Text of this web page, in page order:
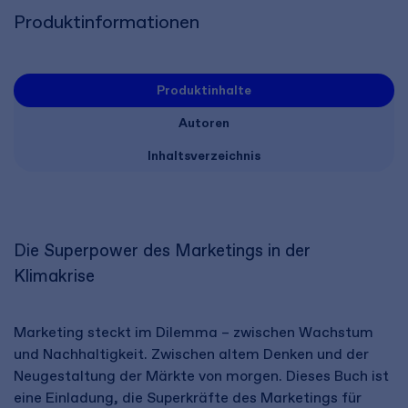
Produktinformationen
Produktinhalte
Autoren
Inhaltsverzeichnis
Die Superpower des Marketings in der
Klimakrise
Marketing steckt im Dilemma – zwischen Wachstum
und Nachhaltigkeit. Zwischen altem Denken und der
Neugestaltung der Märkte von morgen. Dieses Buch ist
eine Einladung, die Superkräfte des Marketings für